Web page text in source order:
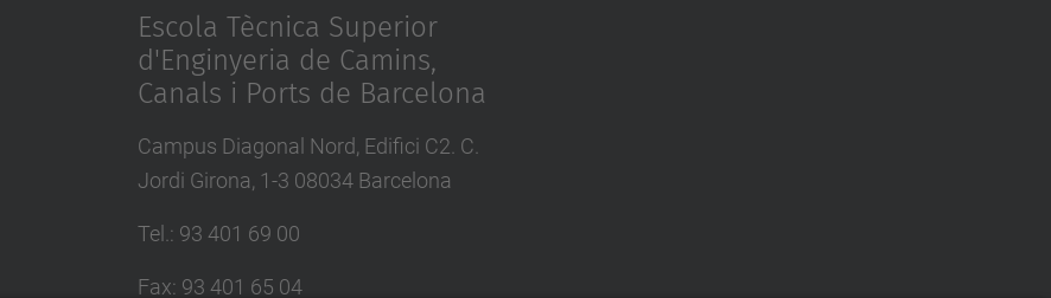
Escola Tècnica Superior
d'Enginyeria de Camins,
Canals i Ports de Barcelona
Campus Diagonal Nord, Edifici C2. C.
Jordi Girona, 1-3 08034 Barcelona
Tel.: 93 401 69 00
Fax: 93 401 65 04